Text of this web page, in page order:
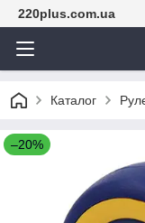
220plus.com.ua
Каталог
–20%